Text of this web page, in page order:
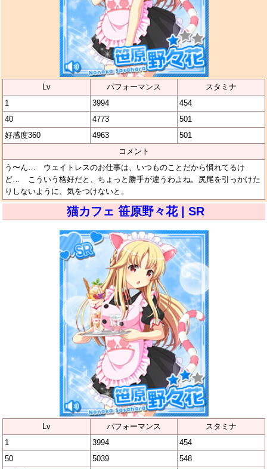
Lv パフォーマンス
スタミナ
1
3994
454
40
4773
501
好感度360
4963
501
コメント
う〜ん… ウェイトレスのお仕事は、いつものことだから慣れてるけ
ど… こういう格好だと、ちょっと勝手が違うわよね。尻尾を引っかけた
りしないように、気をつけないと。
猫カフェ 笹原野々花 | SR
Lv パフォーマンス
スタミナ
1
3994
454
50
5039
548